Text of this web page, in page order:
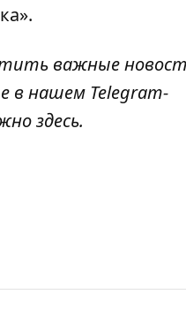
.
важные
в нашем Telegram-
здесь.